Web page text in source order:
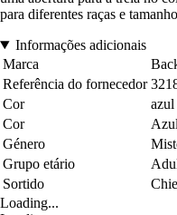
para diferentes raças e
Informações adicionais
Marca
Referência do fornecedor
Cor
azul
Cor
Azul
Género
Grupo etário
Sortido
Loading...